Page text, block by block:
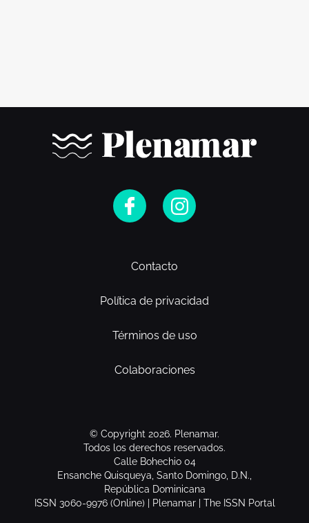
Contacto
Política de privacidad
Términos de uso
Colaboraciones
© Copyright 2026. Plenamar.
Todos los derechos reservados.
Calle Bohechio 04
Ensanche Quisqueya, Santo Domingo, D.N.,
República Dominicana
ISSN 3060-9976 (Online) | Plenamar | The ISSN Portal